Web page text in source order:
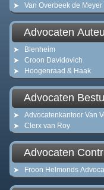
Van Overbeek de Meyer
Advocaten
Blenheim
Croon Davidovich
Hoogenraad & Haak
Advocaten
Advocatenkantoor Van
Clerx van Roy
Advocaten
Froon Helmonds